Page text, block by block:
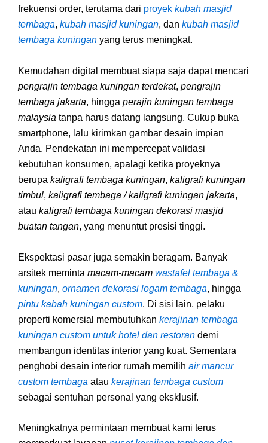
frekuensi order, terutama dari proyek kubah masjid
tembaga, kubah masjid kuningan, dan kubah masjid
tembaga kuningan yang terus meningkat.
Kemudahan digital membuat siapa saja dapat mencari
pengrajin tembaga kuningan terdekat, pengrajin
tembaga jakarta, hingga perajin kuningan tembaga
malaysia tanpa harus datang langsung. Cukup buka
smartphone, lalu kirimkan gambar desain impian
Anda. Pendekatan ini mempercepat validasi
kebutuhan konsumen, apalagi ketika proyeknya
berupa kaligrafi tembaga kuningan, kaligrafi kuningan
timbul, kaligrafi tembaga / kaligrafi kuningan jakarta,
atau kaligrafi tembaga kuningan dekorasi masjid
buatan tangan, yang menuntut presisi tinggi.
Ekspektasi pasar juga semakin beragam. Banyak
arsitek meminta macam-macam wastafel tembaga &
kuningan, ornamen dekorasi logam tembaga, hingga
pintu kabah kuningan custom. Di sisi lain, pelaku
properti komersial membutuhkan kerajinan tembaga
kuningan custom untuk hotel dan restoran demi
membangun identitas interior yang kuat. Sementara
penghobi desain interior rumah memilih air mancur
custom tembaga atau kerajinan tembaga custom
sebagai sentuhan personal yang eksklusif.
Meningkatnya permintaan membuat kami terus